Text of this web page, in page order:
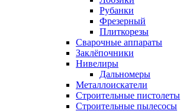
Рубанки
Фрезерный
Плиткорезы
Сварочные аппараты
Заклёпочники
Нивелиры
Дальномеры
Металлоискатели
Строительные пистолеты
Строительные пылесосы